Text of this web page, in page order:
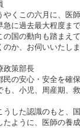
くこの六月に、医
急に過去最大程度ま
国の動向も踏まえ
のか、お伺いいたし
政策部長
の安心・安全を確
も、小児、周産期、
した認識のもと、
たように、医師の養